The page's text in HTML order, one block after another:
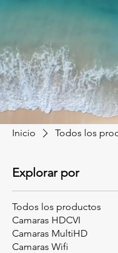
Inicio Todos los
Explorar por
Todos los productos
Camaras HDCVI
Camaras MultiHD
Camaras Wifi